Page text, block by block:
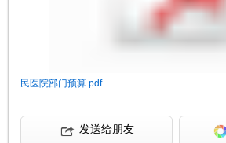
民医院部门预算.pdf
发送给朋友